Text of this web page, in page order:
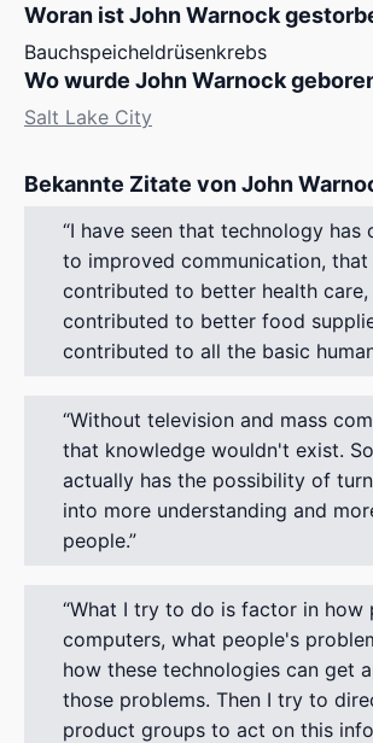
Woran ist John Warnock
Bauchspeicheldrüsenkrebs
Wo wurde John Warnock
Salt Lake City
Bekannte Zitate von John
I have seen that technology has
to improved communication,
contributed to better health
contributed to better food
contributed to all the basic
Without television and mass
that knowledge wouldn't exist.
actually has the possibility of
into more understanding and
people.
What I try to do is factor in how
computers, what people's
how these technologies can get
those problems. Then I try to
product groups to act on this